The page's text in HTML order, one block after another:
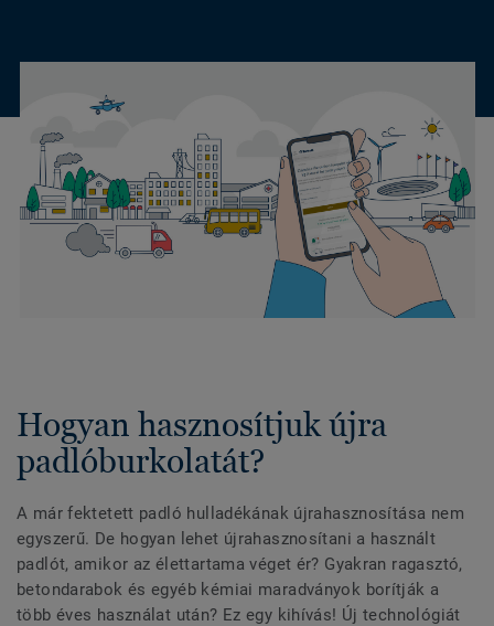
Hogyan hasznosítjuk újra
padlóburkolatát?
A már fektetett padló hulladékának újrahasznosítása nem
egyszerű. De hogyan lehet újrahasznosítani a használt
padlót, amikor az élettartama véget ér? Gyakran ragasztó,
betondarabok és egyéb kémiai maradványok borítják a
több éves használat után? Ez egy kihívás! Új technológiát